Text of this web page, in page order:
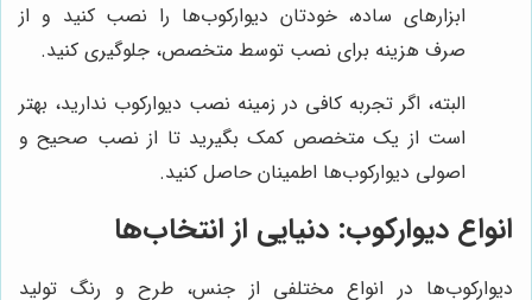
ابزارهای ساده، خودتان دیوارکوب‌ها را نصب کنید و از
صرف هزینه برای نصب توسط متخصص، جلوگیری کنید.
البته، اگر تجربه کافی در زمینه نصب دیوارکوب ندارید، بهتر
است از یک متخصص کمک بگیرید تا از نصب صحیح و
اصولی دیوارکوب‌ها اطمینان حاصل کنید.
انواع دیوارکوب: دنیایی از انتخاب‌ها
دیوارکوب‌ها در انواع مختلفی از جنس، طرح و رنگ تولید